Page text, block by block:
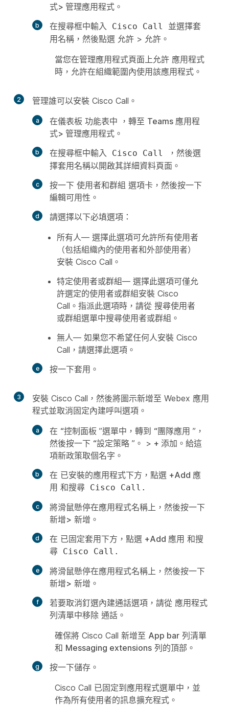
式> 管理應用程式。
在搜尋框中輸入
Cisco Call
並選擇套
用名稱，然後點選 允許 > 允許 。
當您在管理應用程式頁面上允許 應用程式
時，允許在組織範圍內使用該應用程式。
2
管理誰可以安裝 Cisco Call。
在儀表板 功能表中 ，轉至 Teams 應用程
式> 管理應用程式。
在搜尋框中輸入
Cisco Call
，然後選
擇套用名稱以開啟其詳細資料頁面。
按一下 使用者和群組 選項卡，然後按一下
編輯可用性 。
請選擇以下必填選項：
所有人— 選擇此選項可允許所有使用者
（包括組織內的使用者和外部使用者）
安裝 Cisco Call。
特定使用者或群組— 選擇此選項可僅允
許選定的使用者或群組安裝 Cisco
Call。指派此選項時，請從 搜尋使用者
或群組選單中搜尋使用者或群組。
無人— 如果您不希望任何人安裝 Cisco
Call，請選擇此選項。
按一下套用 。
3
安裝 Cisco Call，然後將圖示新增至 Webex 應用
程式並取消固定內建呼叫選項。
在 “控制面板 ”選單中，轉到 “團隊應用 ”，
然後按一下 “設定策略 ”。 > + 添加 。給這
項新政策取個名字。
在 已安裝的應用程式下方，點選 +Add 應
用 和搜尋 Cisco Call.
將滑鼠懸停在應用程式名稱上，然後按一下
新增> 新增。
在 已固定套用下方，點選 +Add 應用 和搜
尋 Cisco Call.
將滑鼠懸停在應用程式名稱上，然後按一下
新增> 新增。
若要取消釘選內建通話選項，請從 應用程式
列清單中移除 通話。
確保將 Cisco Call 新增至 App bar 列清單
和 Messaging extensions 列的頂部。
按一下儲存 。
Cisco Call 已固定到應用程式選單中，並
作為所有使用者的訊息擴充程式。